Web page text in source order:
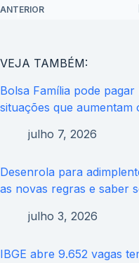
ANTERIOR
VEJA TAMBÉM:
Bolsa Família pode
situações que
julho 7, 2026
Desenrola para
as novas regras e saber
julho 3, 2026
IBGE abre 9.652 vagas